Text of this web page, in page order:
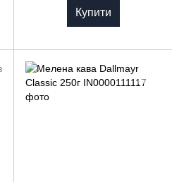
Купити